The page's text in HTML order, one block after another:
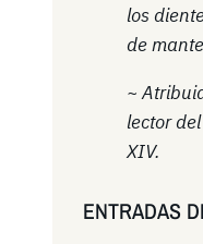
los
de
~
lector
XIV.
ENTRADAS